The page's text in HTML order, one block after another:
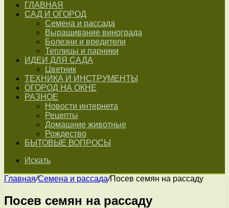
ГЛАВНАЯ
САД И ОГОРОД
Семена и рассада
Выращивание винограда
Болезни и вредители
Теплицы и парники
ИДЕИ ДЛЯ САДА
Цветник
ТЕХНИКА И ИНСТРУМЕНТЫ
ОГОРОД НА ОКНЕ
РАЗНОЕ
Новости интернета
Рецепты
Домашние животные
Рождество
БЫТОВЫЕ ВОПРОСЫ
Искать
Главная/Семена и рассада/Посев семян на рассаду
Посев семян на рассаду